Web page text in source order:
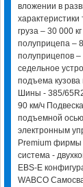
вложении в
груза – 30 000
полуприцепа –
полуприцепов –
седельное
подъема кузова
Шины - 385/
90 км/ч
подъемной
электронным
Premium фирмы
система -
EBS-E
WABCO